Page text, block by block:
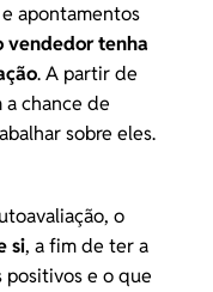
apontamentos
vendedor tenha
. A partir de
chance de
sobre eles.
o
si, a fim de ter a
positivos e o que